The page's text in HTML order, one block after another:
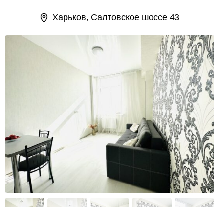
Харьков, Салтовское шоссе 43